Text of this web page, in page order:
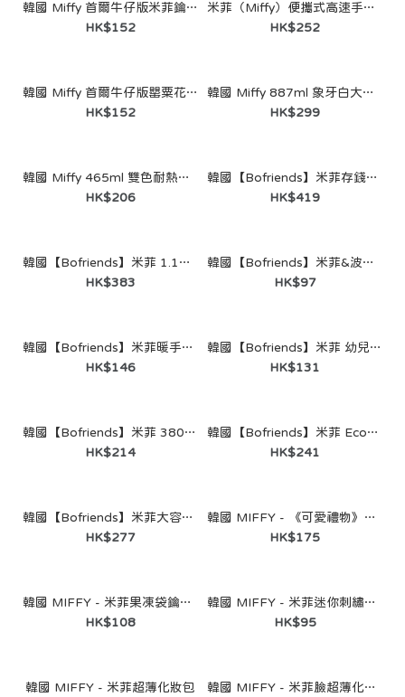
韓國 Miffy 首爾牛仔版米菲鑰匙扣
HK$152
米菲（Miffy）便攜式高速手持風扇（BLDC 航空馬達）
HK$252
韓國 Miffy 首爾牛仔版罌粟花鑰匙圈
HK$152
韓國 Miffy 887ml 象牙白大容量不鏽鋼保溫杯（正版授權）（附迷你杯吊飾）
HK$299
韓國 Miffy 465ml 雙色耐熱玻璃杯（正版授權）
HK$206
韓國【Bofriends】米菲存錢筒氛圍燈｜語音識別功能｜正版授權
HK$419
韓國【Bofriends】米菲 1.18L 大容量不鏽鋼隨行杯｜正版授權
HK$383
韓國【Bofriends】米菲&波里斯 衛生海綿｜正版授權
HK$97
韓國【Bofriends】米菲暖手寶熱敷包｜正版授權
HK$146
韓國【Bofriends】米菲 幼兒副食品蒸煮器｜矽膠微波餐具｜正版授權
HK$131
韓國【Bofriends】米菲 380ml 一鍵開啟不鏽鋼隨行杯｜正版授權
HK$214
韓國【Bofriends】米菲 Ecozen 幼兒餐盤｜正版授權
HK$241
韓國【Bofriends】米菲大容量不鏽鋼隨行杯 887ml｜正版授權
HK$277
韓國 MIFFY - 《可愛禮物》鬼怪米菲公仔25cm角色掛件娃娃兔子玩偶
HK$175
韓國 MIFFY - 米菲果凍袋鑰匙扣
HK$108
韓國 MIFFY - 米菲迷你刺繡小袋
HK$95
韓國 MIFFY - 米菲超薄化妝包
韓國 MIFFY - 米菲臉超薄化妝包